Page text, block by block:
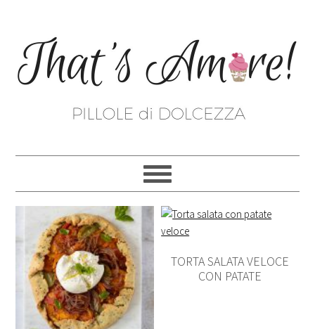
TORTA SALATA VELOCE
CON PATATE